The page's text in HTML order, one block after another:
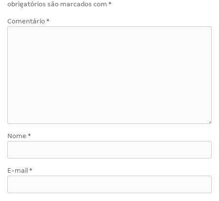
obrigatórios são marcados com *
Comentário *
Nome *
E-mail *